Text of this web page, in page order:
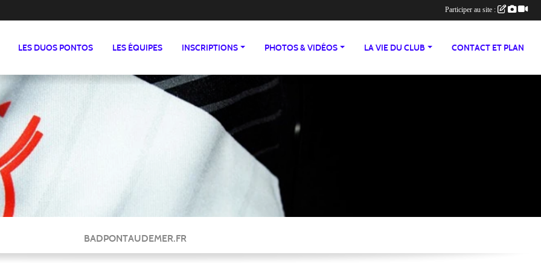
LES DUOS PONTOS LES ÉQUIPES INSCRIPTIONS PHOTOS & VIDÉOS LA VIE DU CLUB CONTACT ET PLAN
BADPONTAUDEMER.FR
Participer au site :